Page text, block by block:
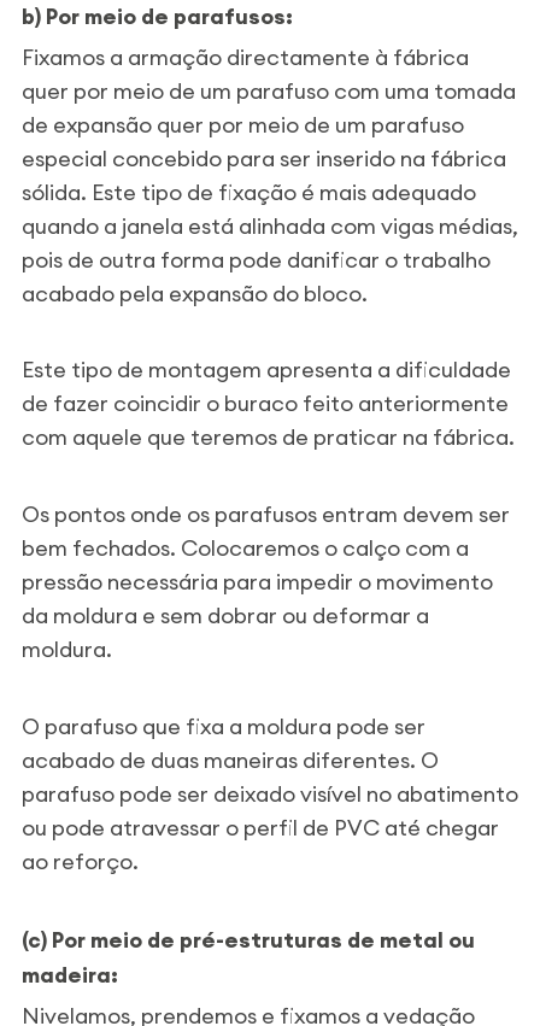
b) Por meio de parafusos:
Fixamos a armação directamente à fábrica
quer por meio de um parafuso com uma tomada
de expansão quer por meio de um parafuso
especial concebido para ser inserido na fábrica
sólida. Este tipo de fixação é mais adequado
quando a janela está alinhada com vigas médias,
pois de outra forma pode danificar o trabalho
acabado pela expansão do bloco.
Este tipo de montagem apresenta a dificuldade
de fazer coincidir o buraco feito anteriormente
com aquele que teremos de praticar na fábrica.
Os pontos onde os parafusos entram devem ser
bem fechados. Colocaremos o calço com a
pressão necessária para impedir o movimento
da moldura e sem dobrar ou deformar a
moldura.
O parafuso que fixa a moldura pode ser
acabado de duas maneiras diferentes. O
parafuso pode ser deixado visível no abatimento
ou pode atravessar o perfil de PVC até chegar
ao reforço.
(c) Por meio de pré-estruturas de metal ou
madeira:
Nivelamos, prendemos e fixamos a vedação